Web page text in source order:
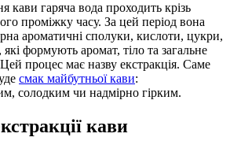
кави гаряча вода проходить крізь
проміжку часу. За цей період вона
ароматичні сполуки, кислоти, цукри,
які формують аромат, тіло та загальне
процес має назву екстракція. Саме
смак майбутньої кави:
солодким чи надмірно гірким.
кави